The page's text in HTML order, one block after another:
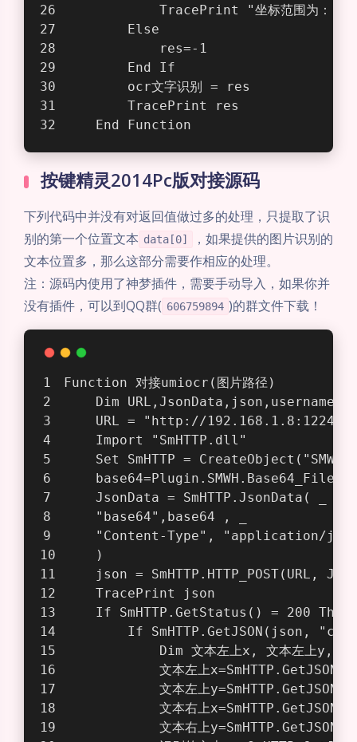
TracePrint "坐标范围为：",
        Else
            res=-1
        End If
        ocr文字识别 = res
        TracePrint res
    End Function
按键精灵2014Pc版对接源码
下列代码中并没有对返回值做过多的处理，只提取了识
别的第一个位置文本 data[0]
，如果提供的图片识别的
文本位置多，那么这部分需要作相应的处理。
注：源码内使用了神梦插件，需要手动导入，如果你并
没有插件，可以到QQ群( 606759894 )的群文件下载！
Function 对接umiocr(图片路径)
Dim
URL = "http://192.168.1.8:1224/
    Import "SmHTTP.dll"
Set SmHTTP =
base64=Plugin.SMWH.Base64_File(图
    JsonData = SmHTTP.JsonData( _
    "base64",base64 , _
"Content-Type", "application/
    )
json = SmHTTP.HTTP_POST(URL,
    TracePrint json
If SmHTTP.GetStatus() = 200
If SmHTTP.GetJSON(json,
Dim 文本左上x, 文本左上y, 文
文本左上
文本左上
文本右上
文本右上